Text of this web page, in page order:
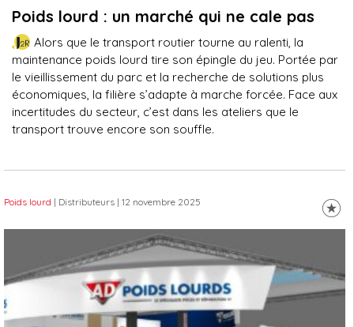
Poids lourd : un marché qui ne cale pas
Alors que le transport routier tourne au ralenti, la
maintenance poids lourd tire son épingle du jeu. Portée par
le vieillissement du parc et la recherche de solutions plus
économiques, la filière s’adapte à marche forcée. Face aux
incertitudes du secteur, c’est dans les ateliers que le
transport trouve encore son souffle.
Poids lourd | Distributeurs | 12 novembre 2025